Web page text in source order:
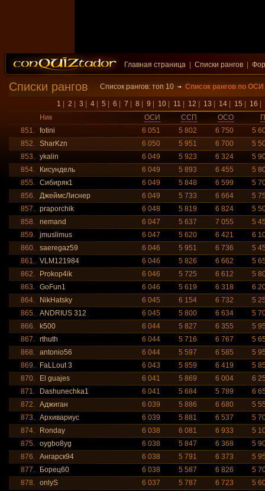
Главная страница Списки рангов
Списки рангов Список рангов: топ 10 Список рангов по ОСИ
1 2 3 4 5 6 7 8 9 10 11 12 13 14 15 16
Ник
ОСИ ССП ОСО
851. fotini 6 051 5 802 6 750
5
852. SharKzn 6 050 5 951 6 700
5
853. ykalin 6 049 5 923 6 324
5
854.
Кисундель 6 049 5 893 6 455
5
855. Сибиряк1 6 049 5 848 6 599
5
856. ДжеймсЛиснер 6 049 5 733 6 664
5
857. praporchik 6 048 5 819 6 824
5
858. nemand 6 047 5 637 7 055
5
859. jmuslimus 6 047 5 620 6 421
6
860. saeregaz59 6 046 5 951 6 736
5
861. VLM121984 6 046 5 826 6 662
5
862.
Prokop4ik 6 046 5 725 6 612
5
863. GoFun1 6 046 5 619 6 318
6
864.
NikHatsky 6 045 6 154 6 732
5
865. ANDRIUS 312 6 045 5 800 6 634
5
866.
k500 6 044 5 827 6 355
5
867. rthuth 6 044 5 716 6 767
5
868. antonio56 6 044 5 597 6 585
5
869.
FaLLout 3 6 043 5 859 6 419
5
870.
El guajes 6 041 5 869 6 004
6
871.
Dashunechka1 6 041 5 684 5 789
6
872. Аджиган 6 039 5 886 6 680
5
873. Архивариус 6 039 5 881 6 537
5
874.
Ronday 6 038 6 081 6 933
5
875. oygbo8yg 6 038 5 847 6 368
5
876. Ангарск94 6 038 5 791 6 373
5
877.
Борец60 6 038 5 587 6 826
5
878. onlyS 6 037 5 787 6 723
5